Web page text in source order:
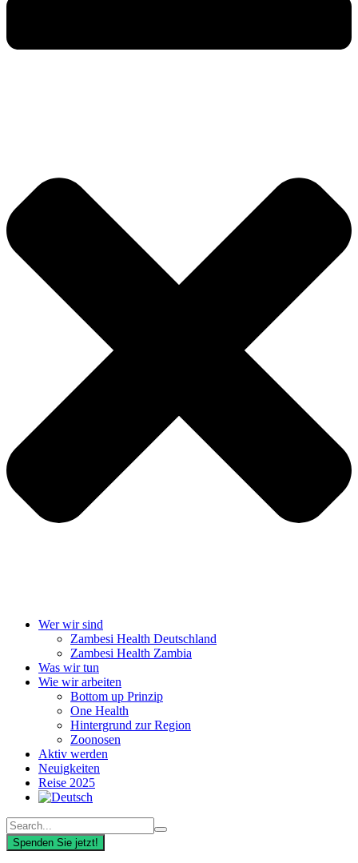
Wer wir sind
Zambesi Health Deutschland
Zambesi Health Zambia
Was wir tun
Wie wir arbeiten
Bottom up Prinzip
One Health
Hintergrund zur Region
Zoonosen
Aktiv werden
Neuigkeiten
Reise 2025
Spenden Sie jetzt!